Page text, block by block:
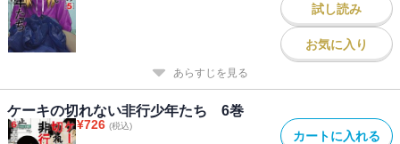
試し読み
お気に入り
あらすじを見る
ケーキの切れない非行少年たち 6巻
¥726 (税込)
カートに入れる